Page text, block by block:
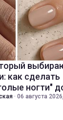
как сделать
ногти"
· 06 августа